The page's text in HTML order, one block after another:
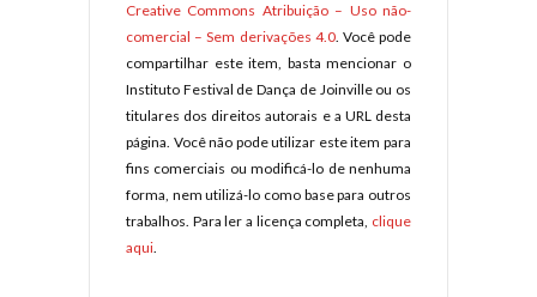
Creative Commons Atribuição – Uso não-
comercial – Sem derivações 4.0. Você pode
compartilhar este item, basta mencionar o
Instituto Festival de Dança de Joinville ou os
titulares dos direitos autorais e a URL desta
página. Você não pode utilizar este item para
fins comerciais ou modificá-lo de nenhuma
forma, nem utilizá-lo como base para outros
trabalhos. Para ler a licença completa, clique
aqui.